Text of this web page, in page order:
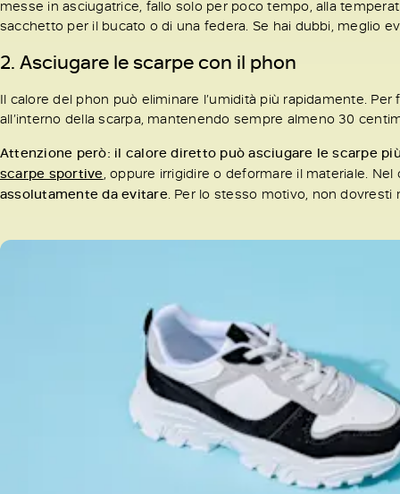
messe in asciugatrice, fallo solo per poco tempo, alla
sacchetto per il bucato o di una federa. Se hai dubbi, meglio
2. Asciugare le scarpe con il phon
Il calore del phon può eliminare l’umidità più rapidamente.
all’interno della scarpa, mantenendo sempre almeno 30
Attenzione però: il calore diretto può asciugare le scarpe
scarpe sportive , oppure irrigidire o deformare il materiale.
assolutamente da evitare. Per lo stesso motivo, non